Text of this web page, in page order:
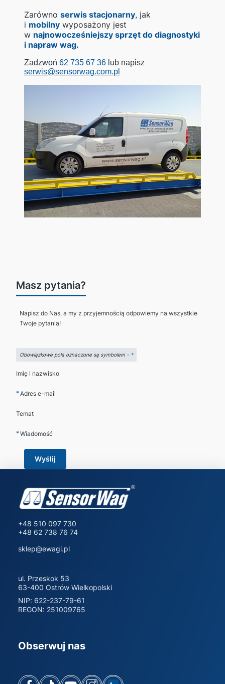
Zarówno serwis stacjonarny, jak
i mobilny wyposażony jest
w najnowocześniejszy sprzęt do diagnostyki
i napraw wag.
Zadzwoń 62 735 67 36 lub napisz
serwis@sensorwag.com.pl
Masz pytania?
Napisz do Nas, a my z przyjemnością odpowiemy na wszystkie
Twoje pytania!
Obowiązkowe pola oznaczone są symbolem - *
Imię i nazwisko
*Adres e-mail
Temat
*Wiadomość
Wyślij
+48 510 097 730
+48 62 738 76 74
sklep@ewagi.pl
ul. Przeskok 53
63-400 Ostrów Wielkopolski
NIP: 622-237-79-61
REGON: 251009765
Obserwuj nas